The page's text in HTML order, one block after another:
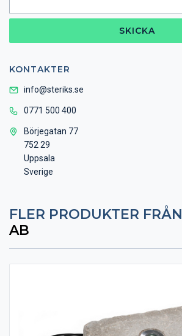
SKICKA
KONTAKTER
info@steriks.se
0771 500 400
Börjegatan 77
752 29
Uppsala
Sverige
FLER PRODUKTER FRÅN
AB